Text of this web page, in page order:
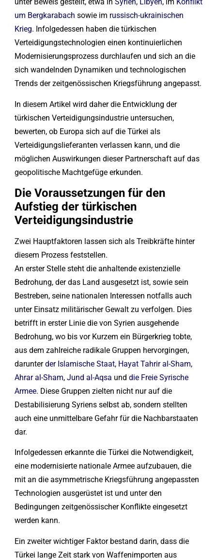
um Bergkarabach sowie im russisch-ukrainischen
Krieg. Infolgedessen haben die türkischen
Verteidigungstechnologien einen kontinuierlichen
Modernisierungsprozess durchlaufen und sich an die
sich wandelnden Dynamiken und technologischen
Trends der zeitgenössischen Kriegsführung angepasst.
In diesem Artikel wird daher die Entwicklung der
türkischen Verteidigungsindustrie untersuchen,
bewerten, ob Europa sich auf die Türkei als
Verteidigungslieferanten verlassen kann, und die
möglichen Auswirkungen dieser Partnerschaft auf das
geopolitische Machtgefüge erkunden.
Die Voraussetzungen für den
Aufstieg der türkischen
Verteidigungsindustrie
Zwei Hauptfaktoren lassen sich als Treibkräfte hinter
diesem Prozess feststellen.
An erster Stelle steht die anhaltende existenzielle
Bedrohung, der das Land ausgesetzt ist, sowie sein
Bestreben, seine nationalen Interessen notfalls auch
unter Einsatz militärischer Gewalt zu verfolgen. Dies
betrifft in erster Linie die von Syrien ausgehende
Bedrohung, wo bis vor Kurzem ein Bürgerkrieg tobte,
aus dem zahlreiche radikale Gruppen hervorgingen,
darunterder Islamische Staat, Hayat Tahrir al-Sham,
Ahrar al-Sham, Jund al-Aqsa und die Freie Syrische
Armee. Diese Gruppen zielten nicht nur auf die
Destabilisierung Syriens selbst ab, sondern stellten
auch eine unmittelbare Gefahr für die Nachbarstaaten
dar.
Infolgedessen erkannte die Türkei die Notwendigkeit,
eine modernisierte nationale Armee aufzubauen, die
mit an die asymmetrische Kriegsführung angepassten
Technologien ausgerüstet ist und unter den
Bedingungen zeitgenössischer Konflikte eingesetzt
werden kann.
Ein zweiter wichtiger Faktor bestand darin, dass die
Türkei lange Zeit stark von Waffenimporten aus